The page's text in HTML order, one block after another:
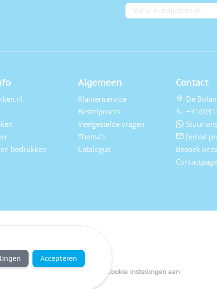
E-mailadres
bedrukken
Algemeen
Klantenservice
Bestelproces
Veelgestelde vragen
Thema's
Catalogus
Contact
De
Stuur
[email
Bezoek
Pas cookie instellingen aan
Accepteren